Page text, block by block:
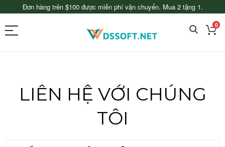
Đơn hàng trên $100 được miễn phí vận chuyển. Mua 2 tặng 1.
0
LIÊN HỆ VỚI CHÚNG
TÔI